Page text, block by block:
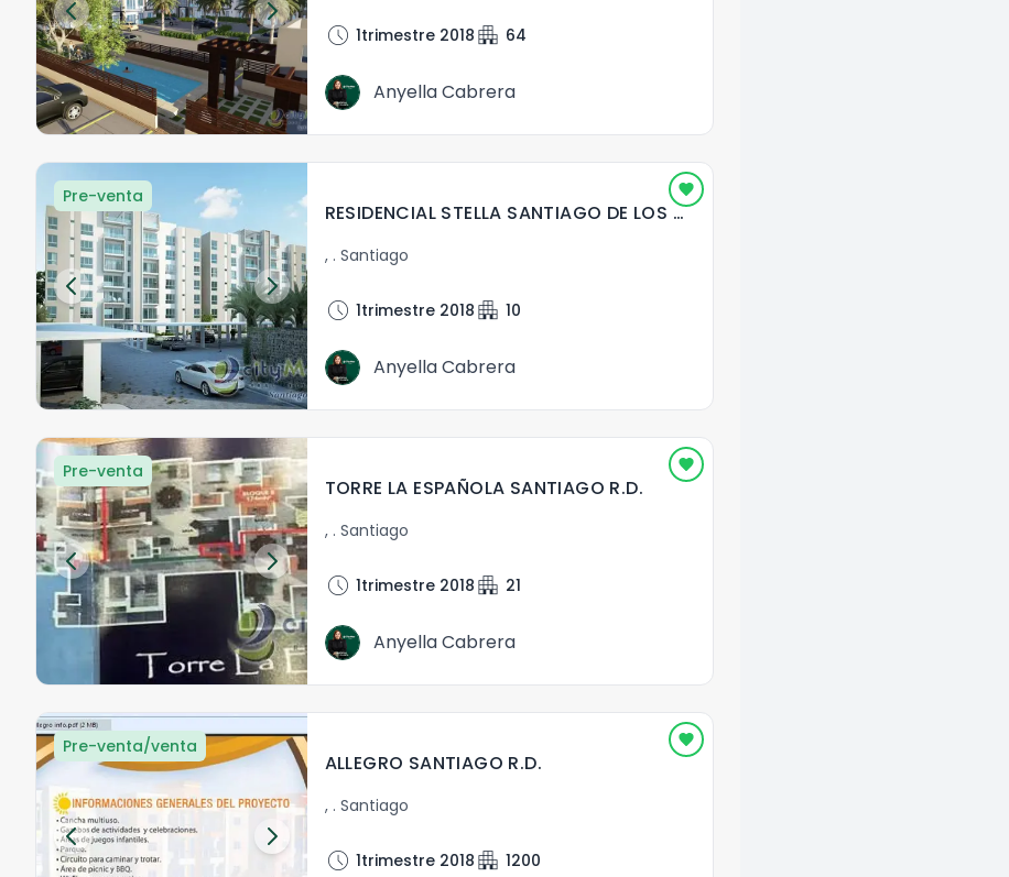
schedule 1trimestre 2018 apartment 64
Anyella Cabrera
Pre-venta
RESIDENCIAL STELLA SANTIAGO DE LOS CABALLEROS
, . Santiago
schedule 1trimestre 2018 apartment 10
Anyella Cabrera
Pre-venta
TORRE LA ESPAÑOLA SANTIAGO R.D.
, . Santiago
schedule 1trimestre 2018 apartment 21
Anyella Cabrera
Pre-venta/venta
ALLEGRO SANTIAGO R.D.
, . Santiago
schedule 1trimestre 2018 apartment 1200